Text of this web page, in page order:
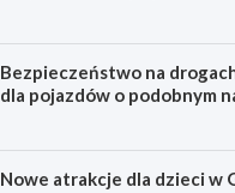
Bezpieczeństwo na
dla pojazdów o podobnym
Nowe atrakcje dla dzieci w